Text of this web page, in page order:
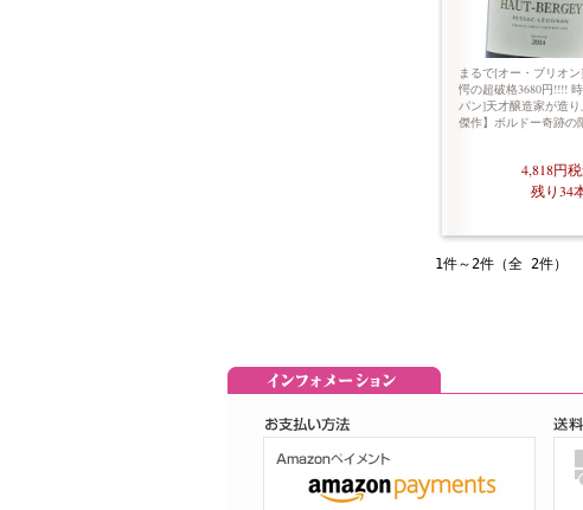
まるで[オー・ブリオ
愕の超破格3680円!!!!
パン]天才醸造家が造
傑作】ボルドー奇跡
4,818円
残り34